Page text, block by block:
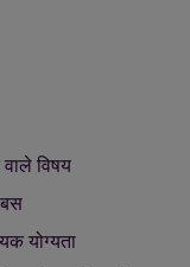
वाले विषय
योग्यता